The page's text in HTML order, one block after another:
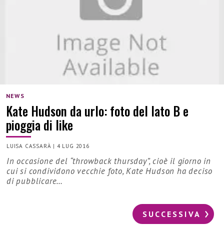
NEWS
Kate Hudson da urlo: foto del lato B e
pioggia di like
LUISA CASSARÀ | 4 LUG 2016
In occasione del “throwback thursday”, cioè il giorno in
cui si condividono vecchie foto, Kate Hudson ha deciso
di pubblicare…
SUCCESSIVA